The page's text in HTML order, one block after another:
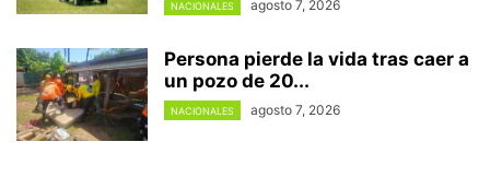
NACIONALES agosto 7, 2026
Persona pierde la vida tras caer a
un pozo de 20...
NACIONALES agosto 7, 2026